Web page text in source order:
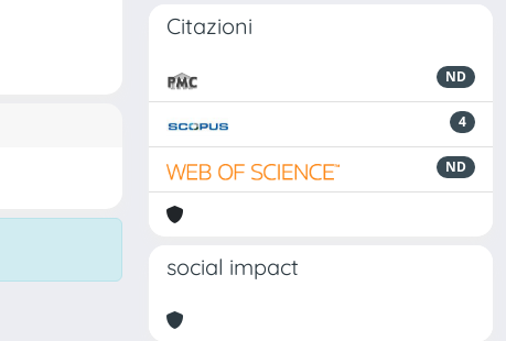
Citazioni
ND
4
ND
social impact